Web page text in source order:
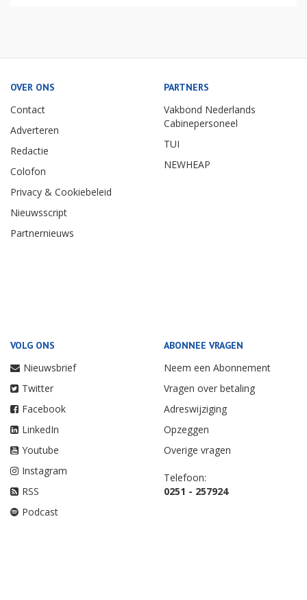
OVER ONS
Contact
Adverteren
Redactie
Colofon
Privacy & Cookiebeleid
Nieuwsscript
Partnernieuws
PARTNERS
Vakbond Nederlands
Cabinepersoneel
TUI
NEWHEAP
VOLG ONS
Nieuwsbrief
Twitter
Facebook
LinkedIn
Youtube
Instagram
RSS
Podcast
ABONNEE VRAGEN
Neem een Abonnement
Vragen over betaling
Adreswijziging
Opzeggen
Overige vragen
Telefoon:
0251 - 257924